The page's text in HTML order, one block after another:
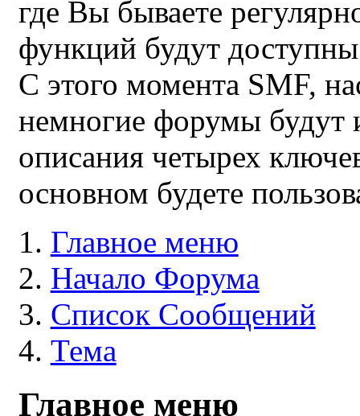
где Вы бываете
функций будут
С этого момента SMF,
немногие форумы
описания четырех
основном будете
Главное меню
Начало Форума
Список Сообщений
Тема
Главное меню